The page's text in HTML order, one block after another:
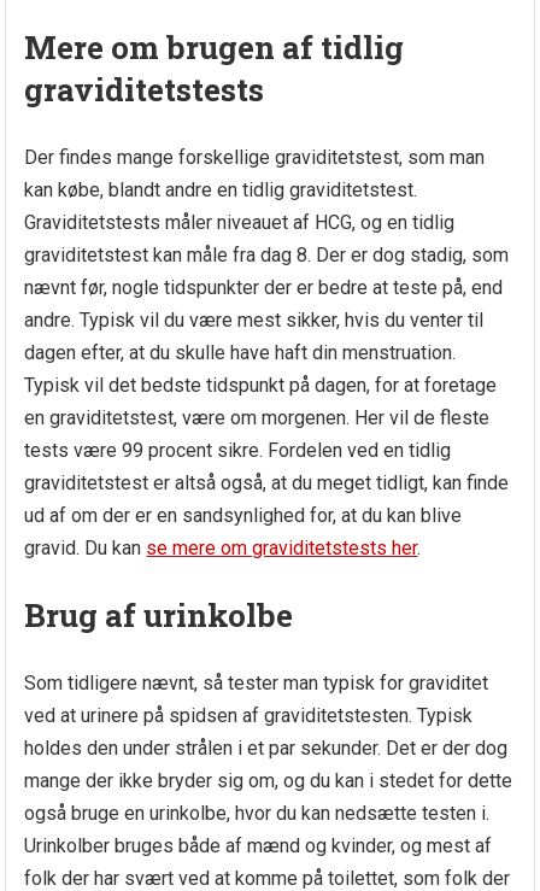
Mere om brugen af tidlig
graviditetstests
Der findes mange forskellige graviditetstest, som man
kan købe, blandt andre en tidlig graviditetstest.
Graviditetstests måler niveauet af HCG, og en tidlig
graviditetstest kan måle fra dag 8. Der er dog stadig, som
nævnt før, nogle tidspunkter der er bedre at teste på, end
andre. Typisk vil du være mest sikker, hvis du venter til
dagen efter, at du skulle have haft din menstruation.
Typisk vil det bedste tidspunkt på dagen, for at foretage
en graviditetstest, være om morgenen. Her vil de fleste
tests være 99 procent sikre. Fordelen ved en tidlig
graviditetstest er altså også, at du meget tidligt, kan finde
ud af om der er en sandsynlighed for, at du kan blive
gravid. Du kan se mere om graviditetstests her.
Brug af urinkolbe
Som tidligere nævnt, så tester man typisk for graviditet
ved at urinere på spidsen af graviditetstesten. Typisk
holdes den under strålen i et par sekunder. Det er der dog
mange der ikke bryder sig om, og du kan i stedet for dette
også bruge en urinkolbe, hvor du kan nedsætte testen i.
Urinkolber bruges både af mænd og kvinder, og mest af
folk der har svært ved at komme på toilettet, som folk der